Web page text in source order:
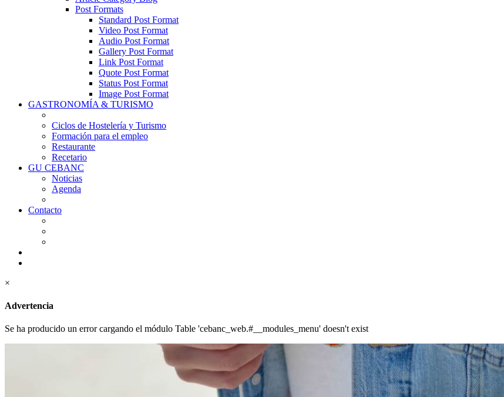
Post Formats
Standard Post Format
Video Post Format
Audio Post Format
Gallery Post Format
Link Post Format
Quote Post Format
Status Post Format
Image Post Format
GASTRONOMÍA & TURISMO
Ciclos de Hostelería y Turismo
Formación para el empleo
Restaurante
Recetario
GU CEBANC
Noticias
Agenda
Contacto
×
Advertencia
Se ha producido un error cargando el módulo Table 'cebanc_web.#__modules_menu' doesn't exist